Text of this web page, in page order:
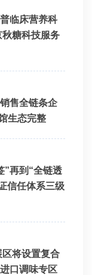
临床营养科
糖科技服务
售全链条企
生态完整
”再到“全链透
信任体系三级
将设置复合
口调味专区